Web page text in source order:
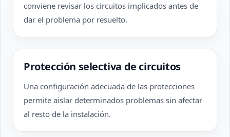
conviene revisar los circuitos implicados antes de
dar el problema por resuelto.
Protección selectiva de circuitos
Una configuración adecuada de las protecciones
permite aislar determinados problemas sin afectar
al resto de la instalación.